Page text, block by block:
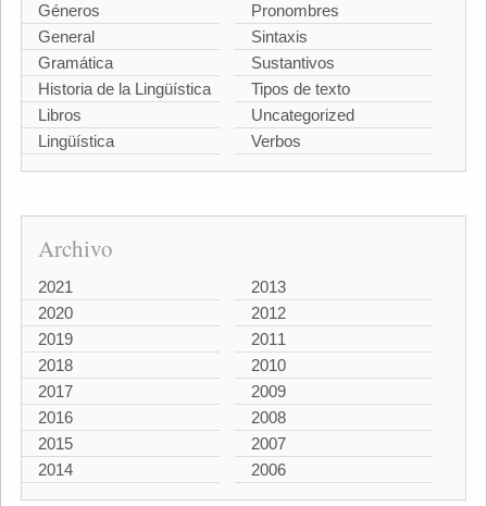
Géneros
General
Gramática
Historia de la Lingüística
Libros
Lingüística
Pronombres
Sintaxis
Sustantivos
Tipos de texto
Uncategorized
Verbos
Archivo
2021
2020
2019
2018
2017
2016
2015
2014
2013
2012
2011
2010
2009
2008
2007
2006